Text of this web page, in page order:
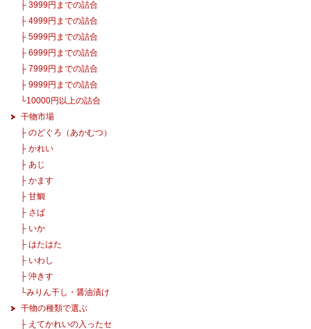
├ 3999円までの詰合
├ 4999円までの詰合
├ 5999円までの詰合
├ 6999円までの詰合
├ 7999円までの詰合
├ 9999円までの詰合
└10000円以上の詰合
干物市場
├ のどぐろ（あかむつ）
├ かれい
├ あじ
├ かます
├ 甘鯛
├ さば
├ いか
├ はたはた
├ いわし
├ 沖きす
└みりん干し・醤油漬け
干物の種類で選ぶ
├ えてかれいの入ったセ